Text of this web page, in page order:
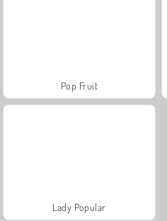
Pop Fruit
Lady Popular